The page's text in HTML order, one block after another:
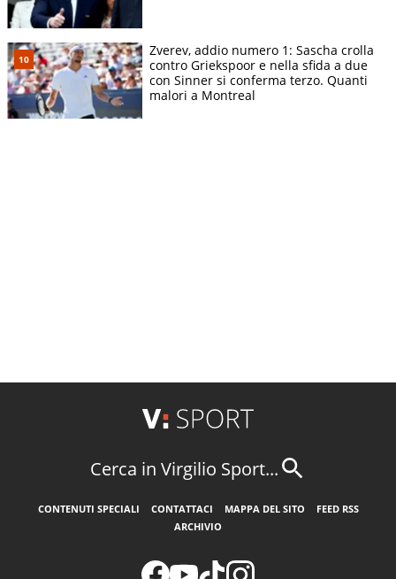
08/08
National Bank
Open presented
by Rogers
(UKR)
Zverev, addio numero 1: Sascha crolla
contro Griekspoor e nella sfida a due
con Sinner si conferma terzo. Quanti
malori a Montreal
Cerca in Virgilio Sport...
CONTENUTI SPECIALI CONTATTACI MAPPA DEL SITO
FEED RSS
ARCHIVIO